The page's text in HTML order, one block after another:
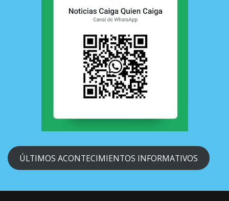
ÚLTIMOS ACONTECIMIENTOS INFORMATIVOS